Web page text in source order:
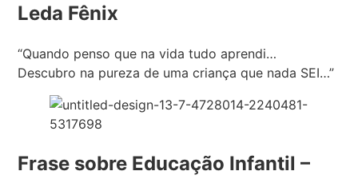
Leda Fênix
“Quando penso que na vida tudo aprendi…
Descubro na pureza de uma criança que nada SEI…”
Frase sobre Educação Infantil –